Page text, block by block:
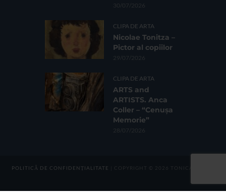
30/07/2026
CLIPA DE ARTA
Nicolae Tonitza –
Pictor al copiilor
29/07/2026
CLIPA DE ARTA
ARTS and
ARTISTS. Anca
Coller – “Cenușa
Memorie”
28/07/2026
POLITICĂ DE CONFIDENȚIALITATE | COPYRIGHT © 2026 TONICA GROUP